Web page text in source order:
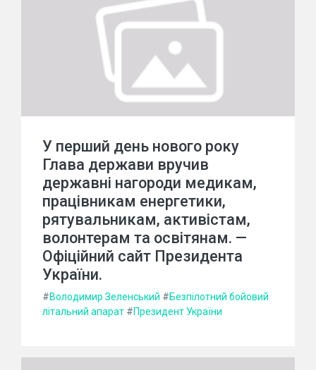
У перший день нового року
Глава держави вручив
державні нагороди медикам,
працівникам енергетики,
рятувальникам, активістам,
волонтерам та освітянам. —
Офіційний сайт Президента
України.
#Володимир Зеленський #Безпілотний бойовий
літальний апарат #Президент України